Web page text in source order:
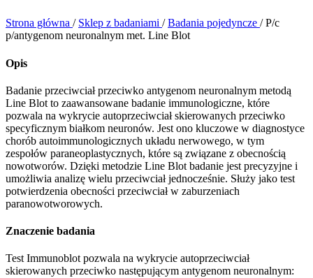
Strona główna / Sklep z badaniami / Badania pojedyncze / P/c
p/antygenom neuronalnym met. Line Blot
Opis
Badanie przeciwciał przeciwko antygenom neuronalnym metodą
Line Blot to zaawansowane badanie immunologiczne, które
pozwala na wykrycie autoprzeciwciał skierowanych przeciwko
specyficznym białkom neuronów. Jest ono kluczowe w diagnostyce
chorób autoimmunologicznych układu nerwowego, w tym
zespołów paraneoplastycznych, które są związane z obecnością
nowotworów. Dzięki metodzie Line Blot badanie jest precyzyjne i
umożliwia analizę wielu przeciwciał jednocześnie. Służy jako test
potwierdzenia obecności przeciwciał w zaburzeniach
paranowotworowych.
Znaczenie badania
Test Immunoblot pozwala na wykrycie autoprzeciwciał
skierowanych przeciwko następującym antygenom neuronalnym: